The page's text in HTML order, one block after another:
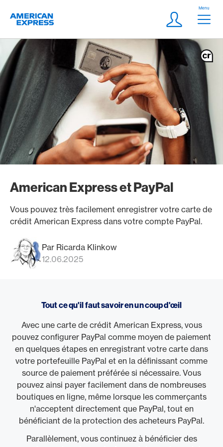
Logo
Meta
Login
Menu
American Express et PayPal
Vous pouvez très facilement enregistrer votre carte de
crédit American Express dans votre compte PayPal.
Par Ricarda Klinkow
12.06.2025
Tout ce qu'il faut savoir en un coup d'œil
Avec une carte de crédit American Express, vous
pouvez configurer PayPal comme moyen de paiement
en quelques étapes en enregistrant votre carte dans
votre portefeuille PayPal et en la définissant comme
source de paiement préférée si nécessaire. Vous
pouvez ainsi payer facilement dans de nombreuses
boutiques en ligne, même lorsque les commerçants
n'acceptent directement que PayPal, tout en
bénéficiant de la protection des acheteurs PayPal.
Parallèlement, vous continuez à bénéficier des